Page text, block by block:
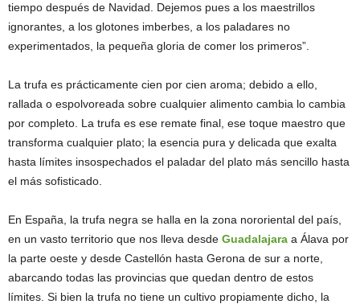
tiempo después de Navidad. Dejemos pues a los maestrillos
ignorantes, a los glotones imberbes, a los paladares no
experimentados, la pequeña gloria de comer los primeros”.
La trufa es prácticamente cien por cien aroma; debido a ello,
rallada o espolvoreada sobre cualquier alimento cambia lo cambia
por completo. La trufa es ese remate final, ese toque maestro que
transforma cualquier plato; la esencia pura y delicada que exalta
hasta límites insospechados el paladar del plato más sencillo hasta
el más sofisticado.
En España, la trufa negra se halla en la zona nororiental del país,
en un vasto territorio que nos lleva desde Guadalajara a Álava por
la parte oeste y desde Castellón hasta Gerona de sur a norte,
abarcando todas las provincias que quedan dentro de estos
límites. Si bien la trufa no tiene un cultivo propiamente dicho, la